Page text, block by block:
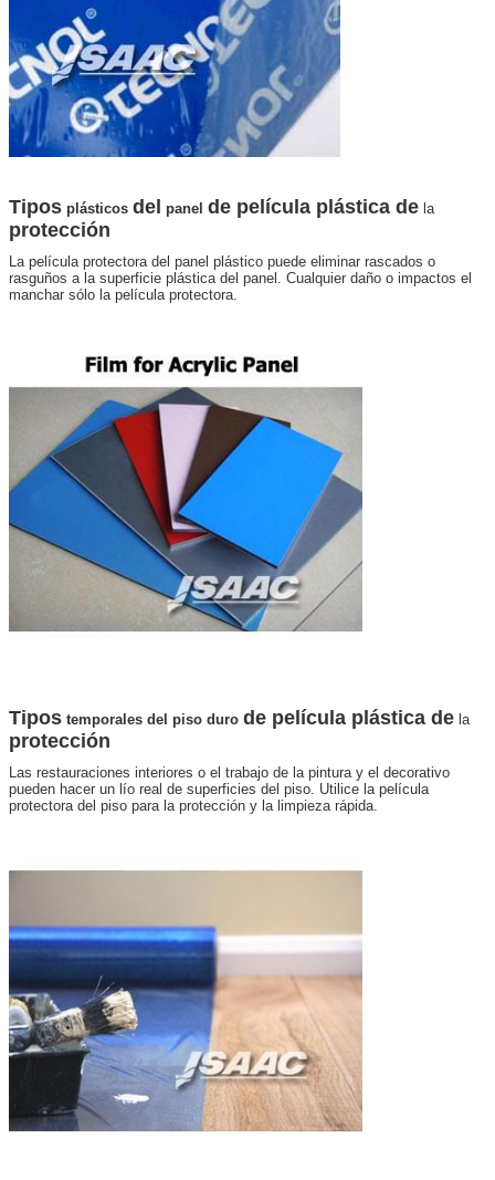
PRESENTACIóN
Tipos plásticos del panel de película plástica de la
protección
La película protectora del panel plástico puede eliminar rascados o
rasguños a la superficie plástica del panel. Cualquier daño o impactos el
manchar sólo la película protectora.
Tipos temporales del piso duro de película plástica de la
protección
Las restauraciones interiores o el trabajo de la pintura y el decorativo
pueden hacer un lío real de superficies del piso. Utilice la película
protectora del piso para la protección y la limpieza rápida.